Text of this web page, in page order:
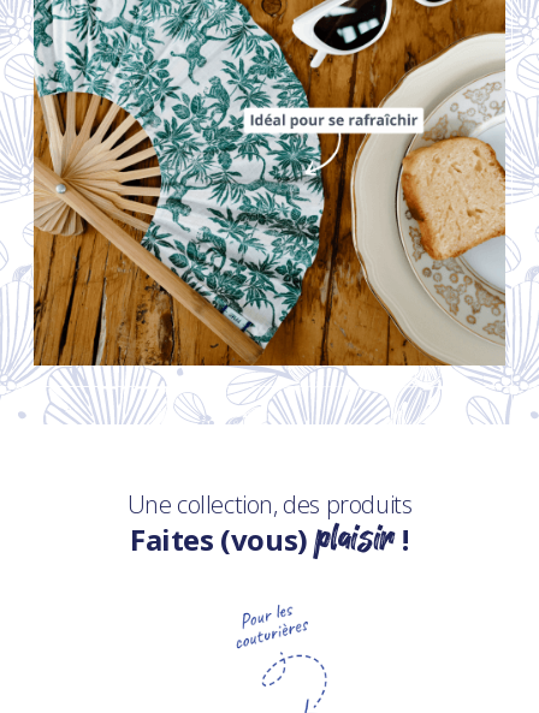
Une collection, des produits
Faites (vous)plaisir!